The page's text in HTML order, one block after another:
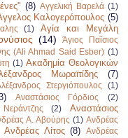
(8) Αγγελική Βαρελά (1)
Καλογερόπουλος (5)
(1)
Αγία και Μεγάλη
(14)
Άγιος Παΐσιος
(Ali Ahmad Said Esber) (1)
(1) Ακαδημία Θεολογικών
Μωραϊτίδης (7)
Στεργιόπουλος
(1)
Αναστάσιος Γόρδιος (2)
(2)
Αναστάσιος
Α. Αβούρης (1) Ανδρέας
Ανδρέας Λίτος (8) Ανδρέας